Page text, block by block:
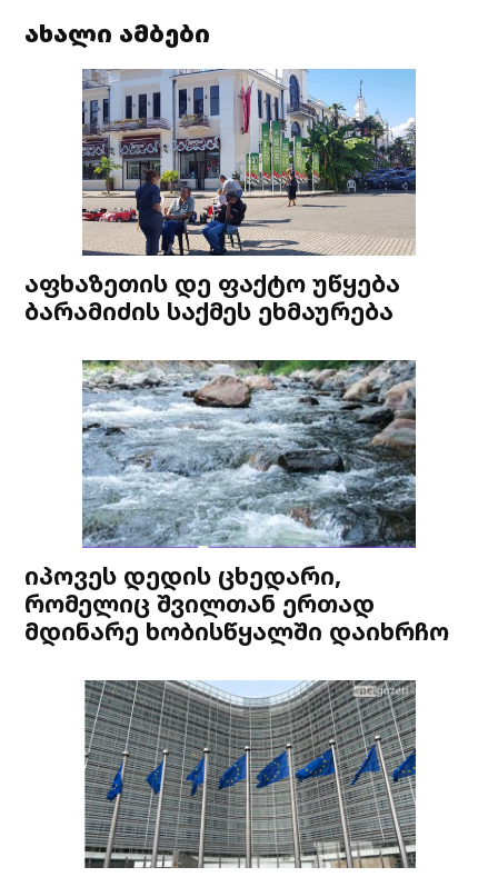
ახალი ამბები
აფხაზეთის დე ფაქტო უწყება
ბარამიძის საქმეს ეხმაურება
იპოვეს დედის ცხედარი,
რომელიც შვილთან ერთად
მდინარე ხობისწყალში დაიხრჩო